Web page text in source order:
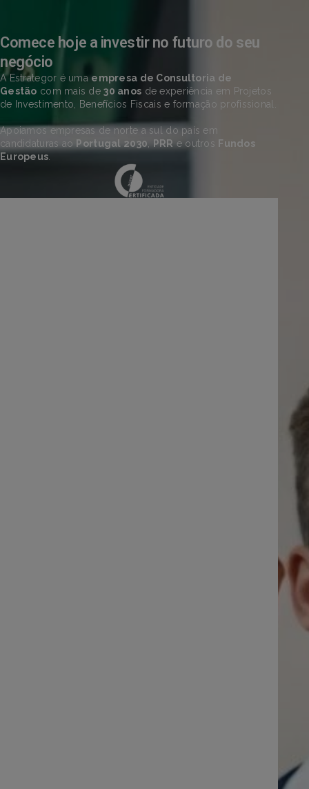
Comece hoje a investir no futuro do seu
negócio
A Estrategor é uma empresa de Consultoria de
Gestão com mais de30 anos de experiência em Projetos
de Investimento, Benefícios Fiscais e formação profissional.
Apoiamos empresas de norte a sul do país em
candidaturas ao Portugal 2030, PRR e outros Fundos
Europeus.